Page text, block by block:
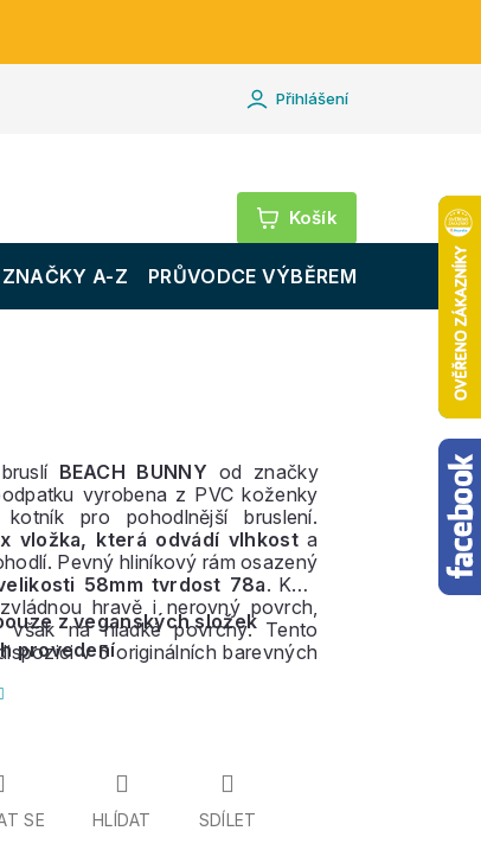
Přihlášení
Nákupní
košík
ZNAČKY A-Z PRŮVODCE VÝBĚREM
BEACH BUNNY od značky
vyrobena z PVC koženky
pro pohodlnější bruslení.
vložka, která odvádí vlhkosta
Pevný hliníkový rám osazený
58mm tvrdost 78a. Kola
hravě i nerovný povrch,
však na hladké povrchy. Tento
v 5 originálních barevných
z veganských složek
provedení
SE HLÍDAT SDÍLET